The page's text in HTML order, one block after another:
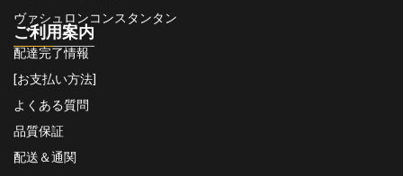
ヴァシュロンコンスタンタン
ご利用案内
配達完了情報
[お支払い方法]
よくある質問
品質保証
配送＆通関